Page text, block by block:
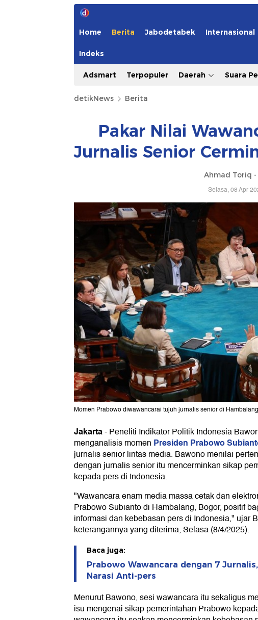
Home Berita Jabodetabek Internasional
Indeks
Adsmart Terpopuler Daerah Suara
detikNews Berita
Pakar Nilai
Jurnalis Senior
Ahmad Toriq -
Selasa, 08 Apr
Momen Prabowo diwawancarai tujuh jurnalis senior di
Jakarta-Peneliti Indikator Politik Indonesia
menganalisis momen Presiden Prabowo
jurnalis senior lintas media. Bawono menilai
dengan jurnalis senior itu mencerminkan sikap
kepada pers di Indonesia.
"Wawancara enam media massa cetak dan
Prabowo Subianto di Hambalang, Bogor, positif
informasi dan kebebasan pers di Indonesia," ujar
keterangannya yang diterima, Selasa (8/4/2025).
Baca juga:
Prabowo Wawancara dengan 7
Narasi Anti-pers
Menurut Bawono, sesi wawancara itu sekaligus
isu mengenai sikap pemerintahan Prabowo